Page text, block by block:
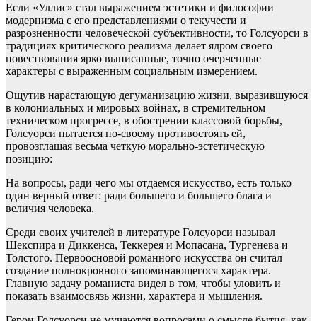
Если «Уллис» стал выражением эстетики и философии
модернизма с его представлениями о текучести и
разрозненности человеческой субъективности, то Голсуорси в
традициях критического реализма делает ядром своего
повествования ярко выписанные, точно очерченные
характеры с выраженным социальным измерением.
Ощутив нарастающую дегуманизацию жизни, выразившуюся
в колониальных и мировых войнах, в стремительном
техническом прогрессе, в обострении классовой борьбы,
Голсуорси пытается по-своему противостоять ей,
провозглашая весьма четкую морально-эстетическую
позицию:
На вопросы, ради чего мы отдаемся искусство, есть только
один верный ответ: ради большего и большего блага и
величия человека.
Среди своих учителей в литературе Голсуорси называл
Шекспира и Диккенса, Теккерея и Мопасана, Тургенева и
Толстого. Первоосновой романного искусства он считал
создание полнокровного запоминающегося характера.
Главную задачу романиста видел в том, чтобы уловить и
показать взаимосвязь жизни, характера и мышления.